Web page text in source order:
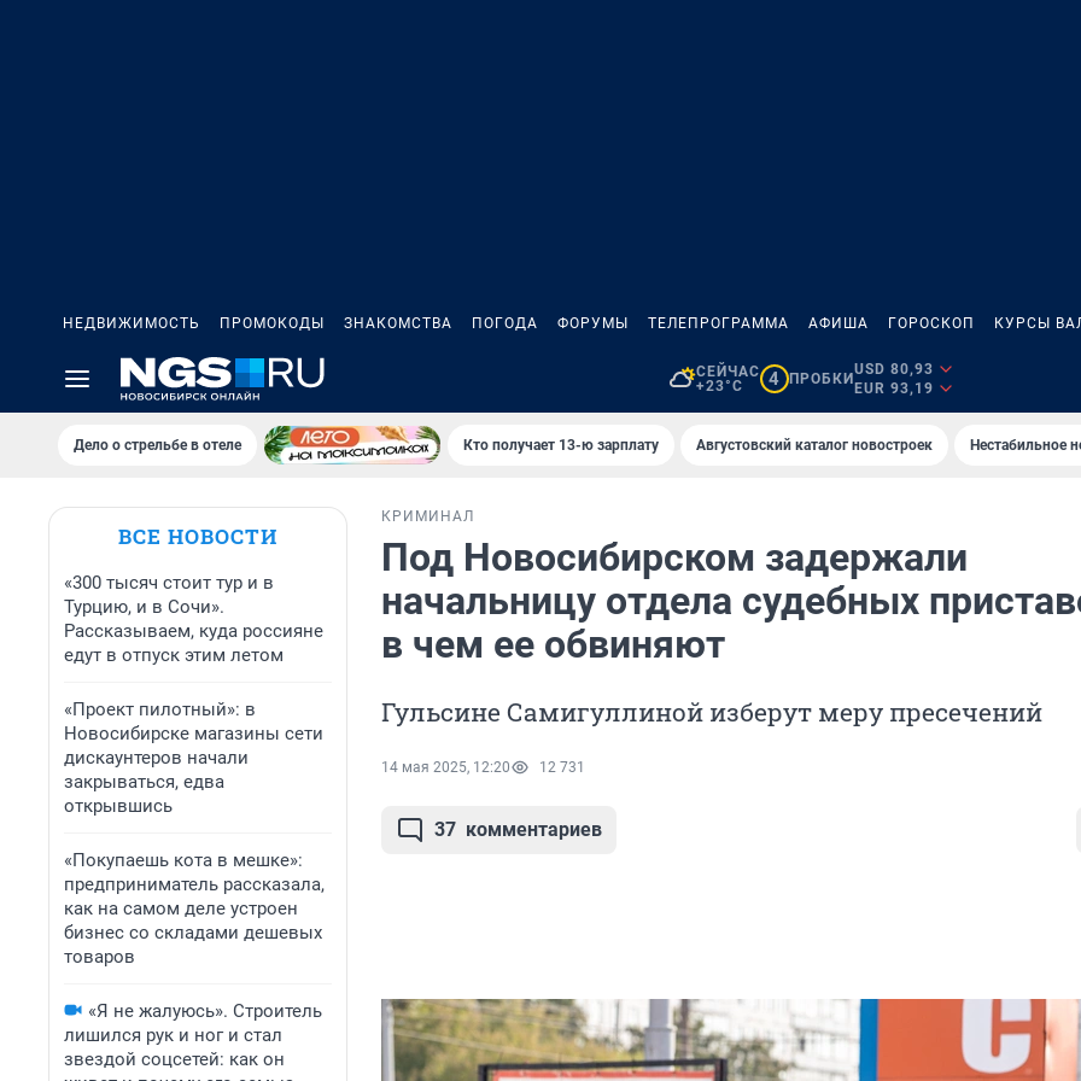
НЕДВИЖИМОСТЬ ПРОМОКОДЫ ЗНАКОМСТВА ПОГОДА ФОРУМЫ ТЕЛЕПРОГРАММА АФИША ГОРОСКОП КУРСЫ
СЕЙЧАС
+23°C
4 ПРОБКИ
USD 80,93
EUR 93,19
Дело о стрельбе в отеле Кто получает 13-ю зарплату Августовский каталог новостроек Нестабильное
ВСЕ НОВОСТИ
«300 тысяч стоит тур и в
Турцию, и в Сочи».
Рассказываем, куда россияне
едут в отпуск этим летом
«Проект пилотный»: в
Новосибирске магазины сети
дискаунтеров начали
закрываться, едва
открывшись
«Покупаешь кота в мешке»:
предприниматель рассказала,
как на самом деле устроен
бизнес со складами дешевых
товаров
«Я не жалуюсь». Строитель
лишился рук и ног и стал
звездой соцсетей: как он
КРИМИНАЛ
Под Новосибирском задержали
начальницу отдела судебных
в чем ее обвиняют
Гульсине Самигуллиной изберут меру пресечений
14 мая 2025, 12:20 12 731
37 комментариев